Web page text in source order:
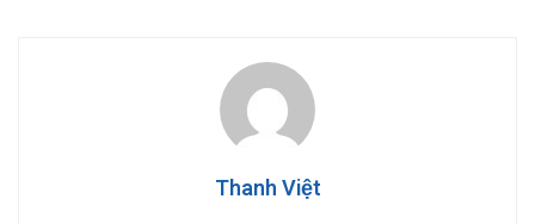
Thanh Việt